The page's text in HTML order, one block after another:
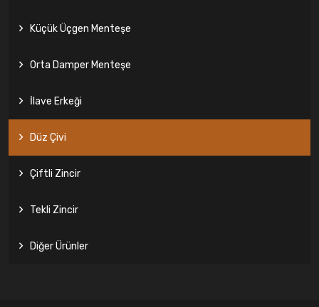
Küçük Üçgen Menteşe
Orta Damper Menteşe
İlave Erkeği
Düz Çivi
Çiftli Zincir
Tekli Zincir
Diğer Ürünler